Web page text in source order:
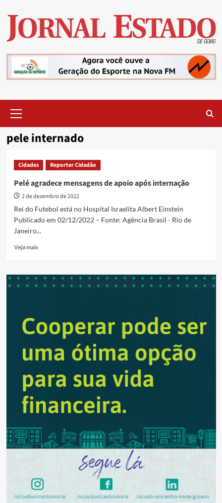
content
Menu
pele internado
Cidades Reporter Cidadão
Pelé agradece mensagens de apoio após internação
2 de dezembro de 2022
Rei do Futebol está no Hospital Israelita Albert Einstein
Publicado em 02/12/2022 – Fonte: Agência Brasil - Rio de
Janeiro...
Veja maisRead
Pelé
agradece
após
internação